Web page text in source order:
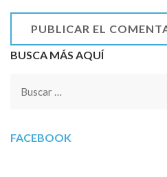
BUSCA MÁS AQUÍ
Buscar:
FACEBOOK